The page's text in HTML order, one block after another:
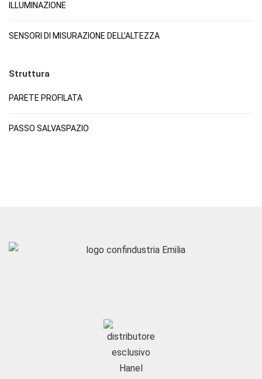
ILLUMINAZIONE
SENSORI DI MISURAZIONE DELL’ALTEZZA
Struttura
PARETE PROFILATA
PASSO SALVASPAZIO